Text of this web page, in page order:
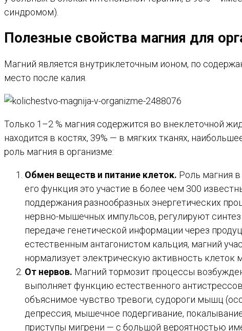
синдромом).
Полезные свойства магния для
Магний является внутриклеточным ионом, по
место после калия.
Только 1–2 % магния содержится во внеклеточной
находится в костях, 39% — в мягких тканях,
роль магния в организме:
Обмен веществ и питание клеток. Роль магния
его функция это участие в более чем 300
поддержания разнообразных энергетических
нервно-мышечных импульсов, регулируют
передаче генетической информации через
естественным антагонистом кальция, магний
нормализует электрическую активность клеток
От нервов. Магний тормозит процессы
выполняет функцию естественного
объяснимое чувство тревоги, судороги мышц
депрессия, мышечное подергивание,
приступы мигрени — с большой вероятностью